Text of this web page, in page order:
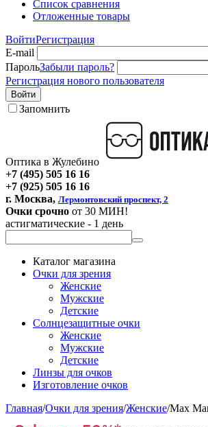
Список сравнения
Отложенные товары
ВойтиРегистрация
E-mail
ПарольЗабыли пароль?
Регистрация нового пользователя
Войти
Запомнить
Оптика в Жулебино
+7 (495) 505 16 16
+7 (925) 505 16 16
г. Москва, Лермонтовский проспект, 2
Очки срочно от 30 МИН!
астигматические - 1 день
Каталог магазина
Очки для зрения
Женские
Мужские
Детские
Солнцезащитные очки
Женские
Мужские
Детские
Линзы для очков
Изготовление очков
Главная/Очки для зрения/Женские/Max